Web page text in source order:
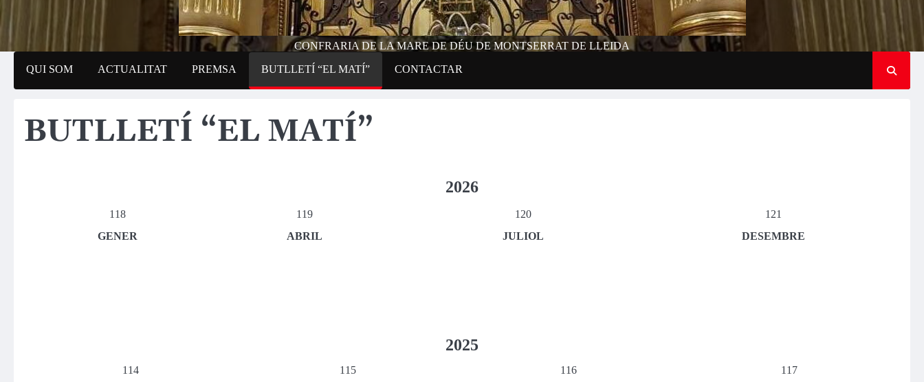
CONFRARIA DE LA MARE DE DÉU DE MONTSERRAT DE LLEIDA
QUI SOM
ACTUALITAT PREMSA BUTLLETÍ “EL MATÍ” CONTACTAR
BUTLLETÍ “EL MATÍ”
2026
118 119 120
121
GENER
ABRIL JULIOL DESEMBRE
2025
114 115 116
117